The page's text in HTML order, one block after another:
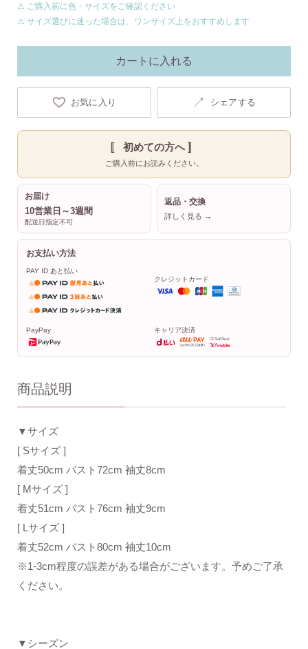
⚠ ご購入前に色・サイズをご確認ください
⚠ サイズ選びに迷った場合は、ワンサイズ上をおすすめします
カートに入れる
お気に入り ↗ シェアする
〚 初めての方へ 〛
ご購入前にお読みください。
お届け
10営業日～3週間
配送日指定不可
返品・交換
詳しく見る →
お支払い方法
PAY ID あと払い
クレジットカード
PayPay キャリア決済
商品説明
▼サイズ
[ Sサイズ ]
着丈50cm バスト72cm 袖丈8cm
[ Mサイズ ]
着丈51cm バスト76cm 袖丈9cm
[ Lサイズ ]
着丈52cm バスト80cm 袖丈10cm
※1-3cm程度の誤差がある場合がございます。予めご了承
ください。
▼シーズン